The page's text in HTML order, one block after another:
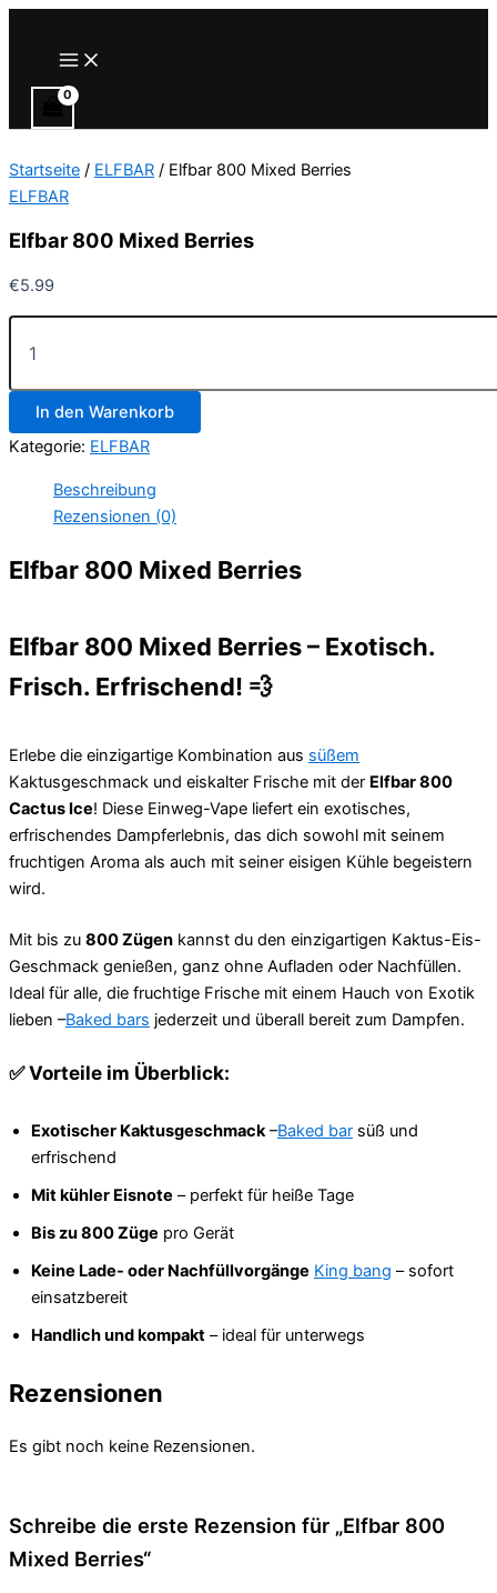
Main
Menu
Startseite / ELFBAR / Elfbar 800 Mixed Berries
ELFBAR
Elfbar 800 Mixed Berries
€5.99
Elfbar
800
Berries
MengeIn den Warenkorb
Kategorie: ELFBAR
Beschreibung
Rezensionen (0)
Elfbar 800 Mixed Berries
Elfbar 800 Mixed Berries – Exotisch.
Frisch. Erfrischend! 💨
Erlebe die einzigartige Kombination aus süßem
Kaktusgeschmack und eiskalter Frische mit der Elfbar 800
Cactus Ice! Diese Einweg-Vape liefert ein exotisches,
erfrischendes Dampferlebnis, das dich sowohl mit seinem
fruchtigen Aroma als auch mit seiner eisigen Kühle begeistern
wird.
Mit bis zu 800 Zügen kannst du den einzigartigen Kaktus-Eis-
Geschmack genießen, ganz ohne Aufladen oder Nachfüllen.
Ideal für alle, die fruchtige Frische mit einem Hauch von Exotik
lieben –Baked bars jederzeit und überall bereit zum Dampfen.
✅ Vorteile im Überblick:
Exotischer Kaktusgeschmack–Baked bar süß und
erfrischend
Mit kühler Eisnote – perfekt für heiße Tage
Bis zu 800 Züge pro Gerät
Keine Lade- oder Nachfüllvorgänge King bang – sofort
einsatzbereit
Handlich und kompakt – ideal für unterwegs
Rezensionen
Es gibt noch keine Rezensionen.
Schreibe die erste Rezension für „Elfbar 800
Mixed Berries“